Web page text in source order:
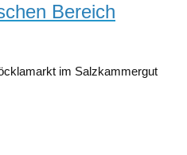
Bereich
im Salzkammergut